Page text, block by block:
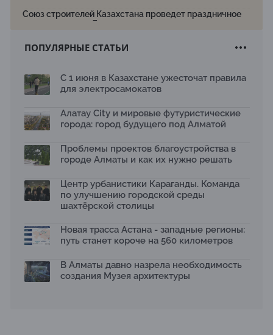
Союз строителей Казахстана проведет праздничное
мероприятие ко Дню строителя
Новый Строительный кодекс: что изменилось для
17.07.2026
рободоставки в Астане
15.07.2026
2026 принимает заявки до 31 июля
13.07.2026
темой новой выставки в «Целинном»
13.07.2026
Қазақстан»: воспитанники подарили вторую жизнь
отходам
08.07.2026
Ко Дню столицы в Нуре благоустроили шесть
общественных пространств
06.07.2026
ПОПУЛЯРНЫЕ СТАТЬИ
С 1 июня в Казахстане ужесточат правила
для электросамокатов
Алатау City и мировые футуристические
города: город будущего под Алматой
Проблемы проектов благоустройства в
городе Алматы и как их нужно решать
Центр урбанистики Караганды. Команда
по улучшению городской среды
шахтёрской столицы
Новая трасса Астана - западные регионы:
путь станет короче на 560 километров
В Алматы давно назрела необходимость
создания Музея архитектуры